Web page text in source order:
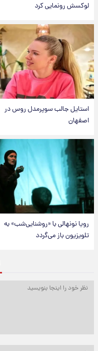
لوکسش رونمایی کرد
استایل جالب سوپرمدل روس در
اصفهان
رویا نونهالی با «روشنایی‌شب» به
تلویزیون باز می‌گردد